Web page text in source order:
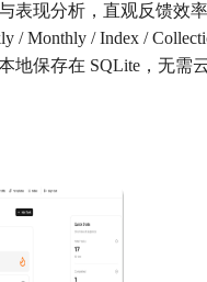
表现分析，直观反馈效
/ Monthly / Index /
地保存在 SQLite，无需